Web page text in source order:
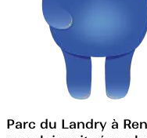
Parc du Landry à